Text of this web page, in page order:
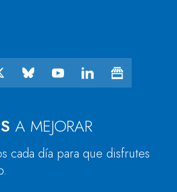
A MEJORAR
cada día para que disfrutes